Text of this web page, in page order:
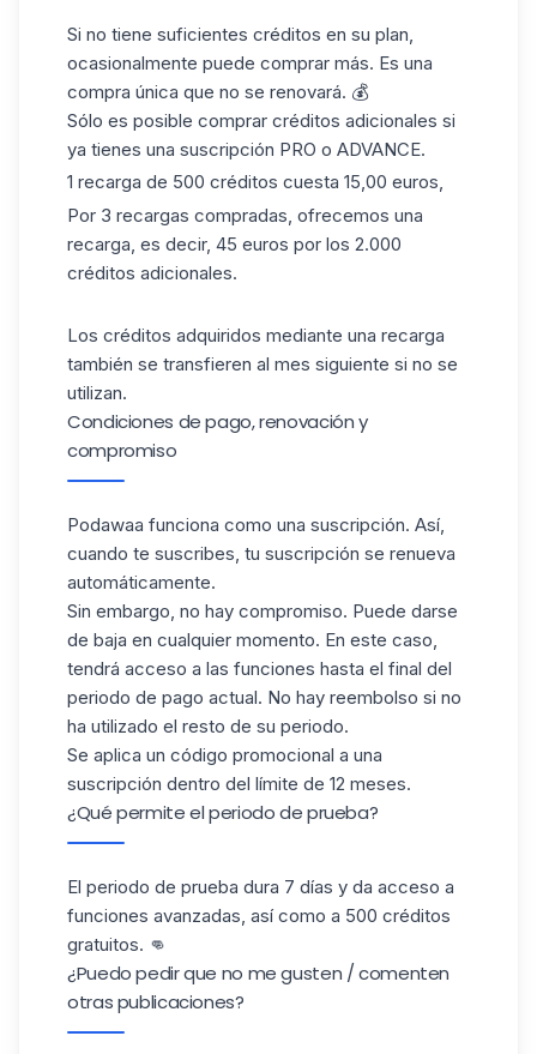
Si no tiene suficientes créditos en su plan,
ocasionalmente puede comprar más. Es una
compra única que no se renovará. 💰
Sólo es posible comprar créditos adicionales si
ya tienes una suscripción PRO o ADVANCE.
1 recarga de 500 créditos cuesta 15,00 euros,
Por 3 recargas compradas, ofrecemos una
recarga, es decir, 45 euros por los 2.000
créditos adicionales.
Los créditos adquiridos mediante una recarga
también se transfieren al mes siguiente si no se
utilizan.
Condiciones de pago, renovación y
compromiso
Podawaa funciona como una suscripción. Así,
cuando te suscribes, tu suscripción se renueva
automáticamente.
Sin embargo, no hay compromiso. Puede darse
de baja en cualquier momento. En este caso,
tendrá acceso a las funciones hasta el final del
periodo de pago actual. No hay reembolso si no
ha utilizado el resto de su periodo.
Se aplica un código promocional a una
suscripción dentro del límite de 12 meses.
¿Qué permite el periodo de prueba?
El periodo de prueba dura 7 días y da acceso a
funciones avanzadas, así como a 500 créditos
gratuitos. 👊
¿Puedo pedir que no me gusten / comenten
otras publicaciones?